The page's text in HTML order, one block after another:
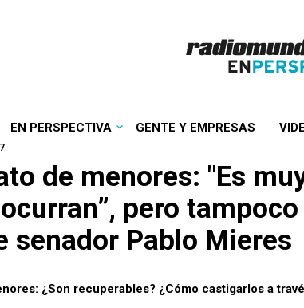
EN PERSPECTIVA GENTE Y EMPRESAS
de menores: "Es
pero
senador Pablo Mieres
¿Son recuperables? ¿Cómo castigarlos a